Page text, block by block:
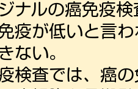
ナルの癌免疫
疫が低いと言
ない。
検査では、癌の